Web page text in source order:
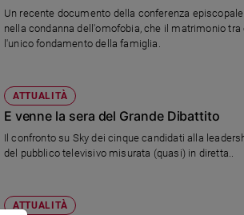
Un recente documento della conferenza
nella condanna dell'omofobia, che il matrimonio
l'unico fondamento della famiglia.
ATTUALITÀ
E venne la sera del Grande Dibattito
Il confronto su Sky dei cinque candidati alla
del pubblico televisivo misurata (quasi) in diretta..
ATTUALITÀ